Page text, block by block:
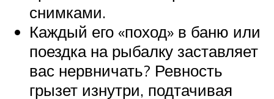
снимками.
Каждый его «поход» в баню или
поездка на рыбалку заставляет
вас нервничать? Ревность
грызет изнутри, подтачивая